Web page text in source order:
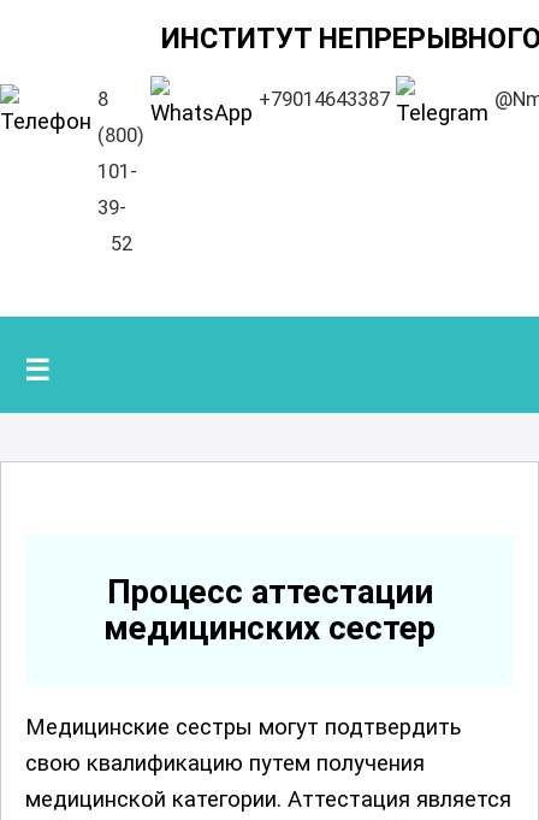
ИНСТИТУТ
8
(800)
101-
39-
52
+79014643387
☰
Процесс аттестации
медицинских сестер
Медицинские сестры могут подтвердить
свою квалификацию путем получения
медицинской категории. Аттестация является